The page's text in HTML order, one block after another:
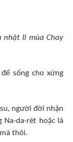
nhật II mùa Chay
sống cho xứng
người đời nhận
da-rét hoặc là
thôi.